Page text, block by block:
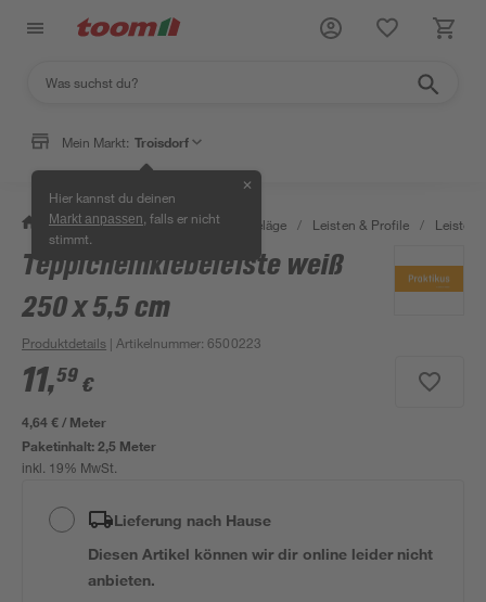
Mein Markt: Troisdorf
Hier kannst du deinen
Markt anpassen , falls er nicht
stimmt.
✕
/ Bauen & Renovieren / Bodenbeläge / Leisten & Profile / Leisten
Teppicheinklebeleiste weiß
250 x 5,5 cm
Produktdetails | Artikelnummer:6500223
11,59 €
4,64 € / Meter
Paketinhalt:2,5 Meter
inkl. 19% MwSt.
Lieferung nach Hause
Diesen Artikel können wir dir online leider nicht
anbieten.